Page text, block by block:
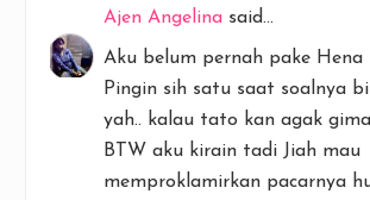
Ajen Angelina said...
Aku belum pernah pake Hena
Pingin sih satu saat soalnya
yah.. kalau tato kan agak
BTW aku kirain tadi Jiah mau
memproklamirkan pacarnya